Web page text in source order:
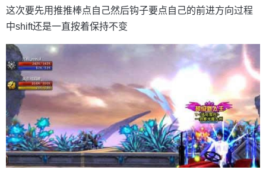
这次要先用推推棒点自己然后钩子要点自己的前进方向过程
中shift还是一直按着保持不变